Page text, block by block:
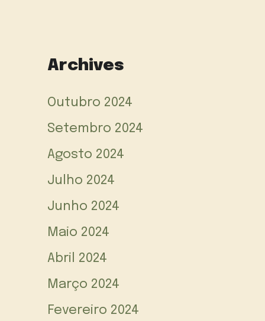
Archives
Outubro 2024
Setembro 2024
Agosto 2024
Julho 2024
Junho 2024
Maio 2024
Abril 2024
Março 2024
Fevereiro 2024